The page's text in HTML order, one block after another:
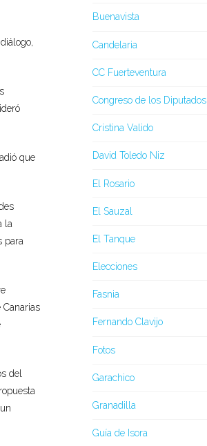
que
la
para
del
Buenavista
Candelaria
CC Fuerteventura
Congreso de los Diputados
Cristina Valido
David Toledo Niz
El Rosario
El Sauzal
El Tanque
Elecciones
Fasnia
Fernando Clavijo
Fotos
Garachico
Granadilla
Guía de Isora